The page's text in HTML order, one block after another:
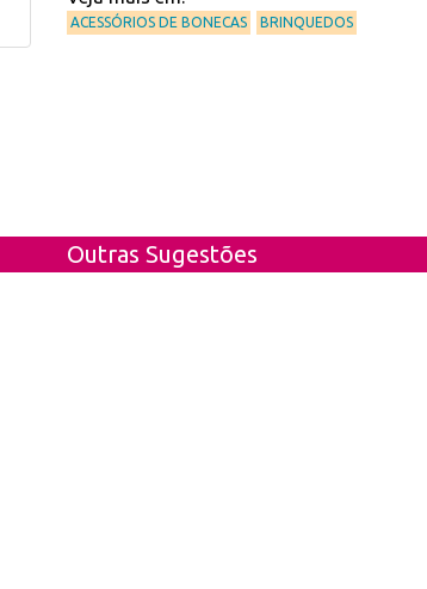
ACESSÓRIOS DE BONECAS BRINQUEDOS
Outras Sugestões